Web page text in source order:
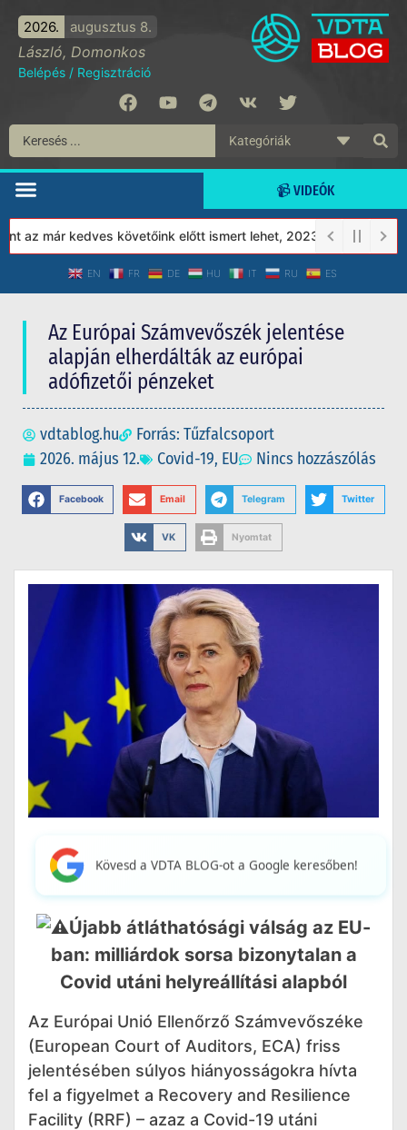
2026. augusztus 8.
László, Domonkos
Belépés / Regisztráció
📹 VIDEÓK
kedves követőink előtt ismert lehet, 2023-tól a Védett
EN FR DE HU IT RU ES
Az Európai Számvevőszék jelentése
alapján elherdálták az európai
adófizetői pénzeket
vdtablog.hu
Forrás: Tűzfalcsoport
2026. május 12.
Covid-19, EU Nincs hozzászólás
Facebook Email Telegram Twitter
VK Nyomtat
Kövesd a VDTA BLOG-ot a Google keresőben!
Újabb átláthatósági válság az EU-
ban: milliárdok sorsa bizonytalan a
Covid utáni helyreállítási alapból
Az Európai Unió Ellenőrző Számvevőszéke
(European Court of Auditors, ECA) friss
jelentésében súlyos hiányosságokra hívta
fel a figyelmet a Recovery and Resilience
Facility (RRF) – azaz a Covid-19 utáni